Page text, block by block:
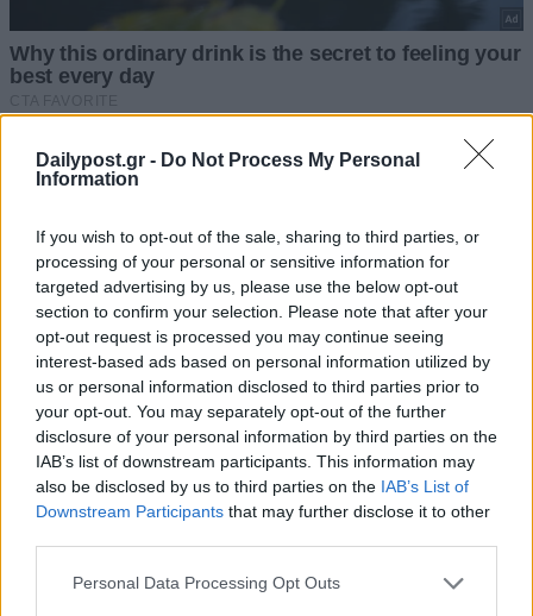
Dailypost.gr - Do Not Process My Personal
Information
If you wish to opt-out of the sale, sharing to third parties, or
processing of your personal or sensitive information for
targeted advertising by us, please use the below opt-out
section to confirm your selection. Please note that after your
opt-out request is processed you may continue seeing
interest-based ads based on personal information utilized by
us or personal information disclosed to third parties prior to
your opt-out. You may separately opt-out of the further
disclosure of your personal information by third parties on the
IAB’s list of downstream participants. This information may
also be disclosed by us to third parties on the IAB’s List of
Downstream Participants that may further disclose it to other
Personal Data Processing Opt Outs